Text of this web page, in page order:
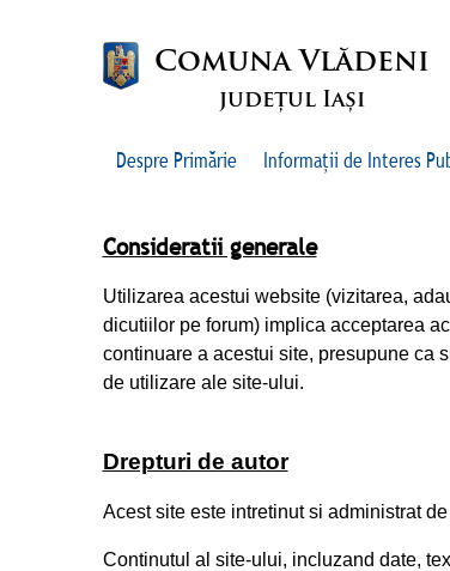
Comuna Vlădeni
județul Iași
Despre Primărie Informații de Interes
Consideratii generale
Utilizarea acestui website (vizitarea,
dicutiilor pe forum) implica acceptarea
continuare a acestui site, presupune ca
de utilizare ale site-ului.
Drepturi de autor
Acest site este intretinut si administrat
Continutul al site-ului, incluzand date,